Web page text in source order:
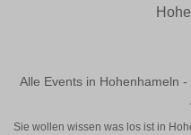
Alle Events in Hohenhameln
Sie wollen wissen was los ist in